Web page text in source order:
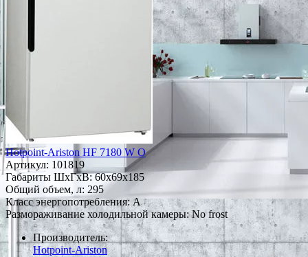
Hotpoint-Ariston HF 7180 W O
Артикул: 101819
Габариты ШxГxВ: 60x69x185
Общий объем, л: 295
Класс энергопотребления: A
Размораживание холодильной камеры: No frost
Производитель:
Hotpoint-Ariston